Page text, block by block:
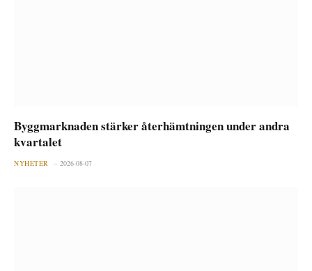
Byggmarknaden stärker återhämtningen under andra
kvartalet
NYHETER 2026-08-07